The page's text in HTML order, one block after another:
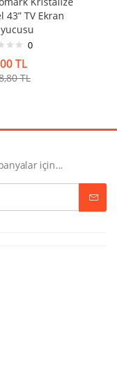
43” TV Ekran
0
TL
TL
için...